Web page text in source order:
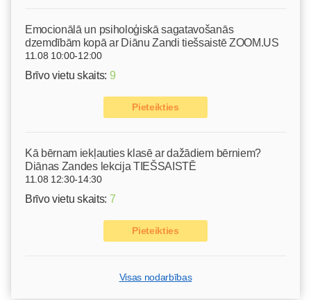
Emocionālā un psiholoģiskā sagatavošanās
dzemdībām kopā ar Diānu Zandi tiešsaistē ZOOM.US
11.08 10:00-12:00
Brīvo vietu skaits: 9
Pieteikties
Kā bērnam iekļauties klasē ar dažādiem bērniem?
Diānas Zandes lekcija TIEŠSAISTĒ
11.08 12:30-14:30
Brīvo vietu skaits: 7
Pieteikties
Visas nodarbības